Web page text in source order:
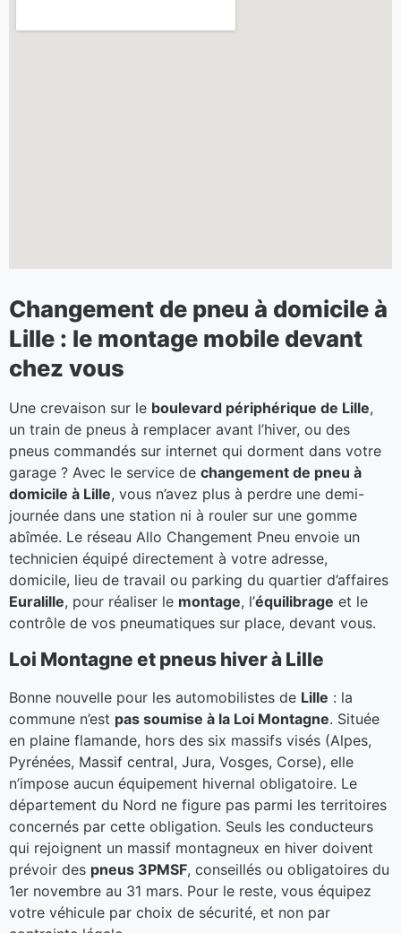
Changement de pneu à domicile à
Lille : le montage mobile devant
chez vous
Une crevaison sur le boulevard périphérique de Lille,
un train de pneus à remplacer avant l’hiver, ou des
pneus commandés sur internet qui dorment dans votre
garage ? Avec le service de changement de pneu à
domicile à Lille, vous n’avez plus à perdre une demi-
journée dans une station ni à rouler sur une gomme
abîmée. Le réseau Allo Changement Pneu envoie un
technicien équipé directement à votre adresse,
domicile, lieu de travail ou parking du quartier d’affaires
Euralille, pour réaliser le montage, l’équilibrage et le
contrôle de vos pneumatiques sur place, devant vous.
Loi Montagne et pneus hiver à Lille
Bonne nouvelle pour les automobilistes de Lille : la
commune n’est pas soumise à la Loi Montagne. Située
en plaine flamande, hors des six massifs visés (Alpes,
Pyrénées, Massif central, Jura, Vosges, Corse), elle
n’impose aucun équipement hivernal obligatoire. Le
département du Nord ne figure pas parmi les territoires
concernés par cette obligation. Seuls les conducteurs
qui rejoignent un massif montagneux en hiver doivent
prévoir des pneus 3PMSF, conseillés ou obligatoires du
1er novembre au 31 mars. Pour le reste, vous équipez
votre véhicule par choix de sécurité, et non par